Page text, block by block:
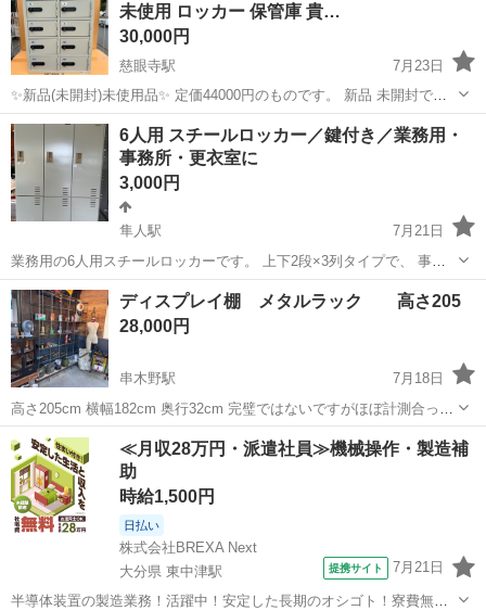
未使用 ロッカー 保管庫 貴…
30,000円
慈眼寺駅
7月23日
✨新品(未開封)未使用品✨ 定価44000円のものです。 新品 未開封です
が、定価より14000円ほどお安いです❗ ⚠️同じものが5台あります⚠️ 新
品時付属されてるダンボールにて保管しております。 ❗貴重品入れ❗ ‼
保...
鹿児島 鹿児島市 慈眼寺駅 オフィス用家具 保管庫
6人用 スチールロッカー／鍵付き／業務用・
事務所・更衣室に
3,000円
隼人駅
7月21日
業務用の6人用スチールロッカーです。 上下2段×3列タイプで、 事務
所・作業場・更衣室・倉庫などで使用できます。 ・各扉に鍵付き ※一
応施錠はできますが、鍵や鍵穴が劣化や錆があり回しにくい、抜き差
ししにくい等あるため交換を...
鹿児島 霧島市 隼人駅 オフィス用家具 KOKUYO
ディスプレイ棚 メタルラック 高さ205
28,000円
串木野駅
7月18日
高さ205cm 横幅182cm 奥行32cm 完璧ではないですがほぼ計測合って
ます！ メタルラック棚です素材はステンレスかと思いますが 端っこ細
かいところに少し錆ありです。 全部のマスにガラスが入りますが 下の
段と下から...
鹿児島 いちき串木野市 串木野駅 オフィス用家具
≪月収28万円・派遣社員≫機械操作・製造補
助
時給1,500円
日払い
株式会社BREXA Next
大分県 東中津駅
提携サイト 7月21日
半導体装置の製造業務！活躍中！安定した長期のオシゴト！寮費無料